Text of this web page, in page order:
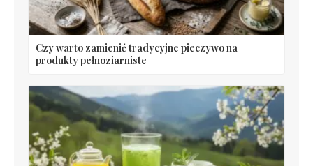
Czy warto zamienić tradycyjne pieczywo na
produkty pełnoziarniste